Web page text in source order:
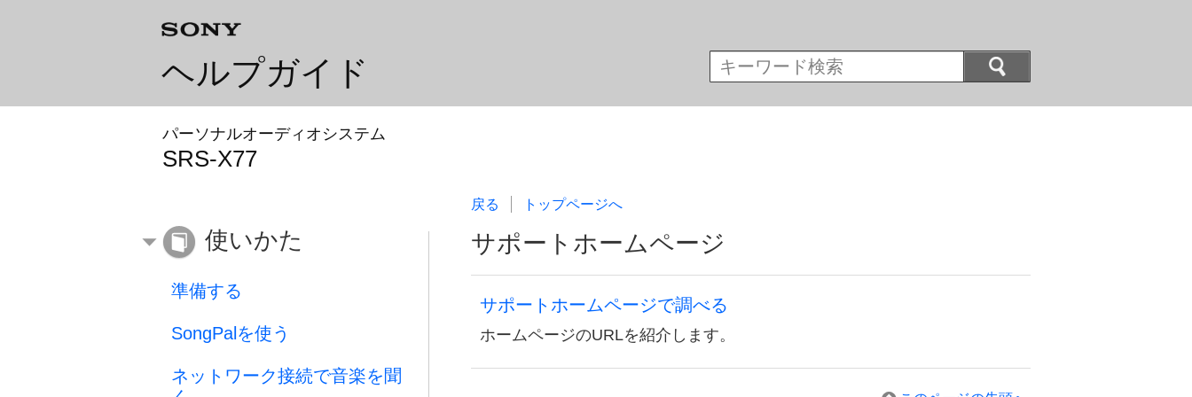
ヘルプガイド
パーソナルオーディオシステム
SRS-X77
戻る トップページへ
サポートホームページ
サポートホームページで調べる
ホームページのURLを紹介します。
使いかた
準備する
SongPalを使う
ネットワーク接続で音楽を聞